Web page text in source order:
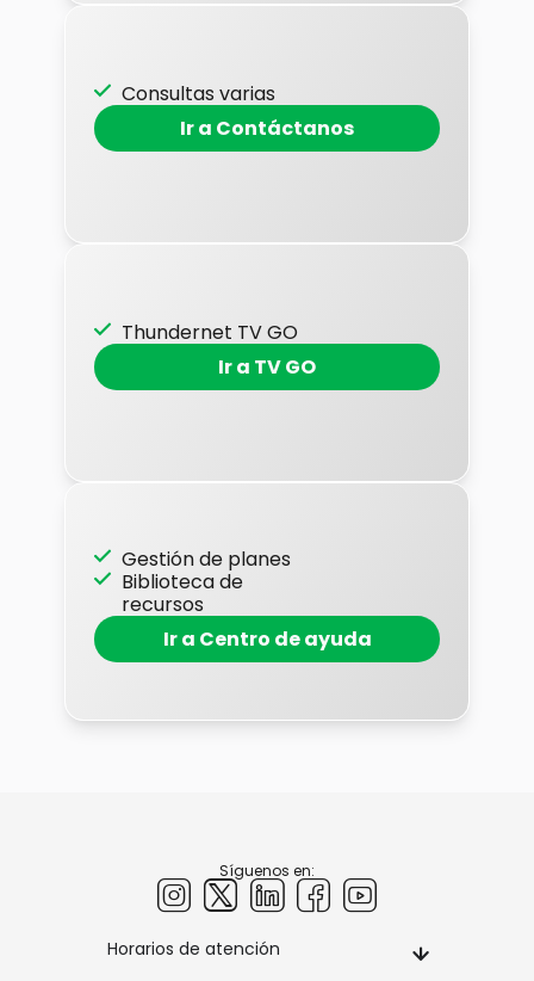
Consultas varias
Ir a Contáctanos
Thundernet TV GO
Ir a TV GO
Gestión de planes
Biblioteca de
recursos
Ir a Centro de ayuda
Síguenos en:
Horarios de atención